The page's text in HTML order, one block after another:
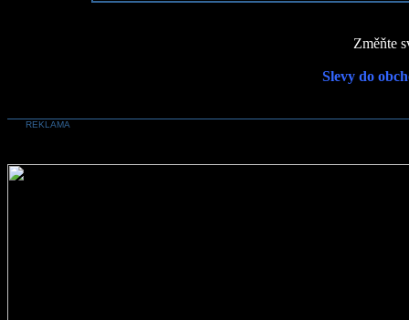
Změňte
Slevy do
REKLAMA